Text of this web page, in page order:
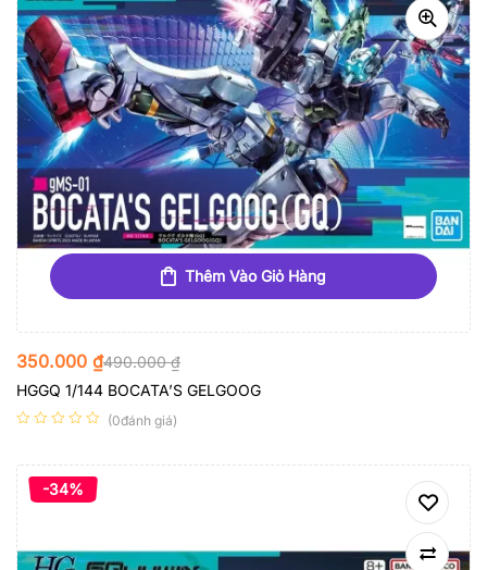
Thêm Vào Giỏ Hàng
490.000₫
350.000 ₫
HGGQ 1/144 BOCATA’S GELGOOG
(0đánh giá)
-34%